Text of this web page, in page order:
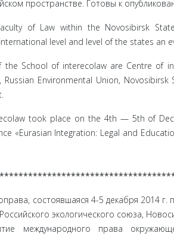
пространстве. Готовы к
of Law within the Novosibirsk
level and level of the states an
the School of interecolaw are Centre of
Russian Environmental Union,
took place on the 4th — 5th of
«Eurasian Integration: Legal and
состоявшаяся 4-5 декабря 2014 г.
экологического союза,
международного права